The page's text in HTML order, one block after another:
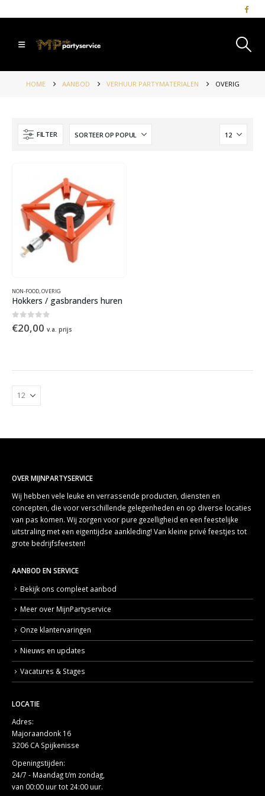
HOME AANBOD VERHUUR PARTYMATERIALEN OVERIG
FILTER
NON-FOOD,OVERIG
Hokkers / gasbranders huren
0out of 5
€20,00 v.a. prijs
OVER MIJNPARTYSERVICE
Wij hebben vele leuke en verrassende producten, diensten en
concepten, die voor verschillende gelegenheden en op diverse locaties
van pas komen. Wij zorgen voor pure gezelligheid en een feestelijke
uitstraling met een eigentijdse aankleding! Van kleine privé feestjes tot
grote bedrijfsfeesten!
AANBOD EN SERVICE
Bekijk ons compleet aanbod
Meer over MijnPartyservice
Onze klantervaringen
Nieuws en updates
Vacatures & Stages
LOCATIE
Adres:
Majoraandonk 16
3206 CA Spijkenisse
Openingstijden:
24/7 - Maandag t/m zondag,
van 00:00 uur tot 24:00 uur.